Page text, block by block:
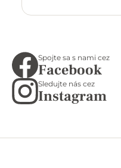
Spojte sa s nami cez
Facebook
Sledujte nás cez
Instagram